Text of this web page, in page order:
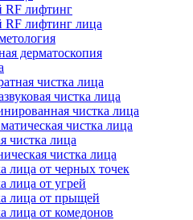
RF лифтинг
RF лифтинг лица
дерматоскопия
чистка лица
чистка лица
чистка лица
чистка лица
чистка лица
чистка лица
лица от черных точек
лица от угрей
лица от прыщей
лица от комедонов